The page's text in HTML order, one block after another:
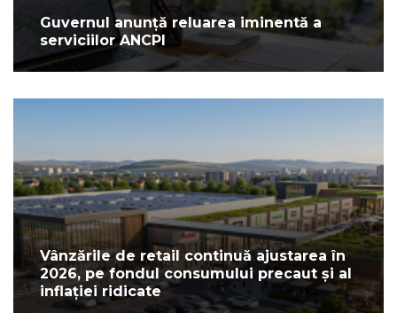
Guvernul anunță reluarea iminentă a
serviciilor ANCPI
Vânzările de retail continuă ajustarea în
2026, pe fondul consumului precaut și al
inflației ridicate